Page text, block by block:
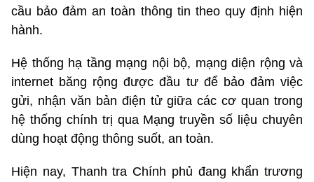
cầu bảo đảm an toàn thông tin theo quy định hiện
hành.
Hệ thống hạ tầng mạng nội bộ, mạng diện rộng và
internet băng rộng được đầu tư để bảo đảm việc
gửi, nhận văn bản điện tử giữa các cơ quan trong
hệ thống chính trị qua Mạng truyền số liệu chuyên
dùng hoạt động thông suốt, an toàn.
Hiện nay, Thanh tra Chính phủ đang khẩn trương